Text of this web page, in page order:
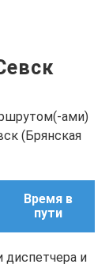
ами)
(Брянская
Время в
пути
и